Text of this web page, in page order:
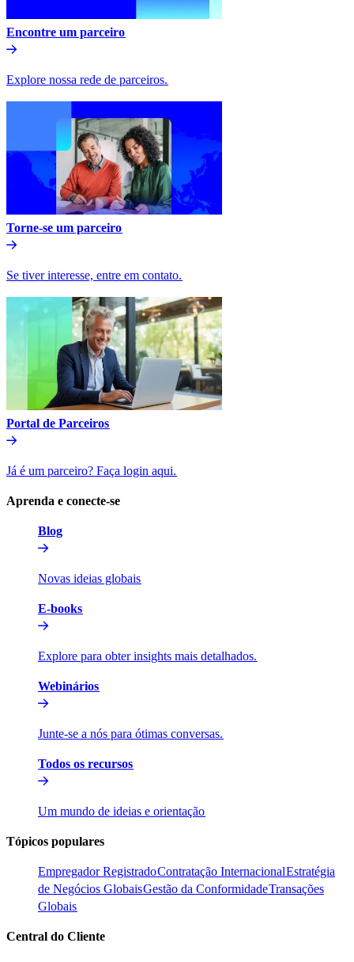
Encontre um parceiro​​
Explore nossa rede de parceiros.​​
Torne-se um parceiro​​
Se tiver interesse, entre em contato.​​
Portal de Parceiros​​
Já é um parceiro? Faça login aqui.​​
Aprenda e conecte-se​​
Blog​​
Novas ideias globais​​
E-books​​
Explore para obter insights mais detalhados.​​
Webinários​​
Junte-se a nós para ótimas conversas.​​
Todos os recursos​​
Um mundo de ideias e orientação​​
Tópicos populares​​
Empregador Registrado​​Contratação Internacional​​Estratégia
de Negócios Globais​​Gestão da Conformidade​​Transações
Globais​​
Central do Cliente​​